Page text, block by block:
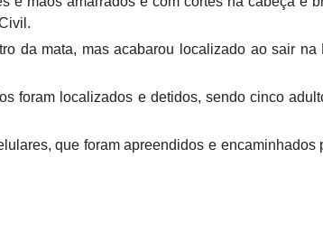
da mata, mas acabarou localizado ao sair na
foram localizados e detidos, sendo cinco
que foram apreendidos e encaminhados